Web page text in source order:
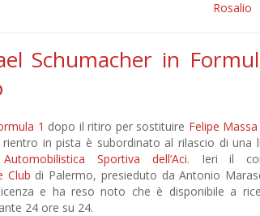
Rosalio
Schumacher in
1 dopo il ritiro per sostituire Felipe Massa
rientro in pista è subordinato al rilascio di una
Sportiva dell’Aci. Ieri il
Club di Palermo, presieduto da Antonio
e ha reso noto che è disponibile a
24 ore su 24.